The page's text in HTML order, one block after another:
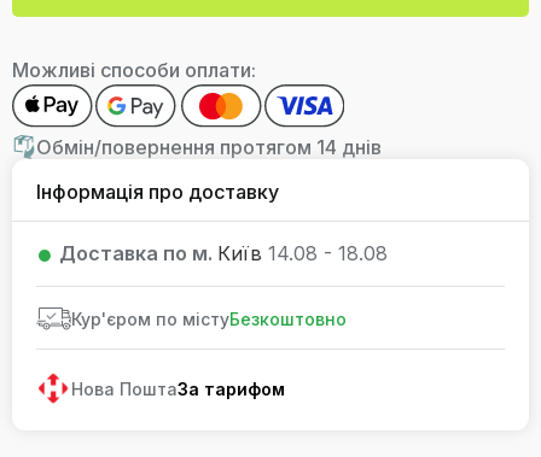
Можливі способи оплати:
Обмін/повернення протягом 14 днів
Інформація про доставку
Доставка по м. Київ 14.08 - 18.08
Кур'єром по містуБезкоштовно
Нова ПоштаЗа тарифом